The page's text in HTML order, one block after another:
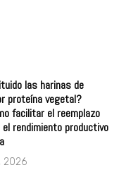
las harinas de
proteína vegetal?
facilitar el reemplazo
rendimiento productivo
2026